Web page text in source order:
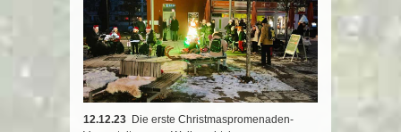
12.12.23 Die erste Christmaspromenaden-